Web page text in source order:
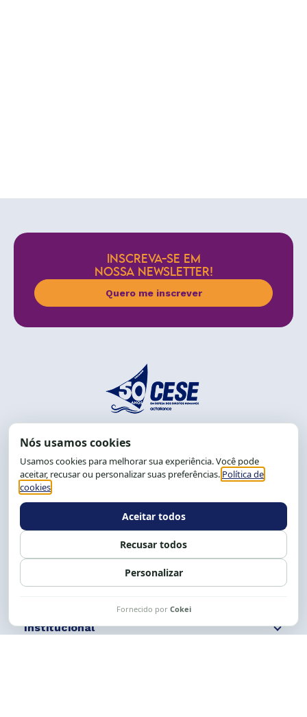
INSCREVA-SE EM
NOSSA NEWSLETTER!
Quero me inscrever
End.: R. da Graça, 150. Graça
CEP: 40.150-055
Salvador-BA, Brasil.
Tel.: (71) 2104-5457, Cel.: (71) 9 9239-2104 ou 2105
Expediente: 8h às 12h e 13 às 17h.
Siga nossas redes Fale conosco
Institucional